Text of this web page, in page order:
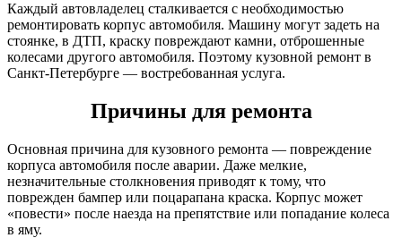
Каждый автовладелец сталкивается с необходимостью
ремонтировать корпус автомобиля. Машину могут задеть на
стоянке, в ДТП, краску повреждают камни, отброшенные
колесами другого автомобиля. Поэтому кузовной ремонт в
Санкт-Петербурге — востребованная услуга.
Причины для ремонта
Основная причина для кузовного ремонта — повреждение
корпуса автомобиля после аварии. Даже мелкие,
незначительные столкновения приводят к тому, что
поврежден бампер или поцарапана краска. Корпус может
«повести» после наезда на препятствие или попадание колеса
в яму.